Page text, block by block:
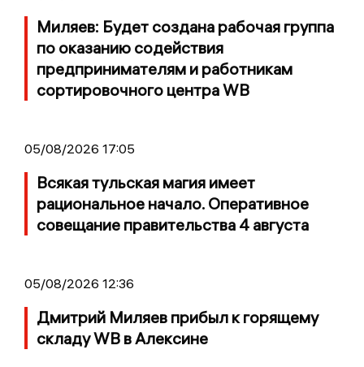
Миляев: Будет создана рабочая группа
по оказанию содействия
предпринимателям и работникам
сортировочного центра WB
05/08/2026 17:05
Всякая тульская магия имеет
рациональное начало. Оперативное
совещание правительства 4 августа
05/08/2026 12:36
Дмитрий Миляев прибыл к горящему
складу WB в Алексине